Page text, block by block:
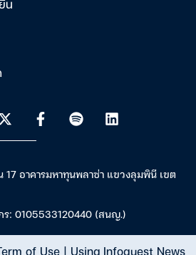
น
อาคารมหาทุนพลาซ่า แขวงลุมพินี เขต
ร: 0105533120440 (สนญ.)
of Use| Using Infoquest News